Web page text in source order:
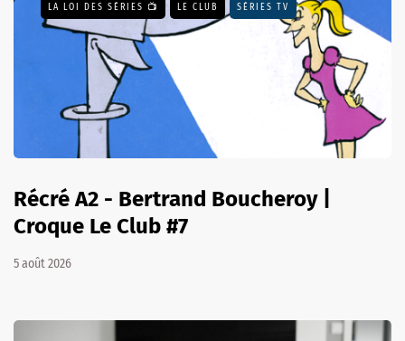
LA LOI DES SÉRIES 📺 LE CLUB SÉRIES TV
Récré A2 - Bertrand Boucheroy |
Croque Le Club #7
5 août 2026